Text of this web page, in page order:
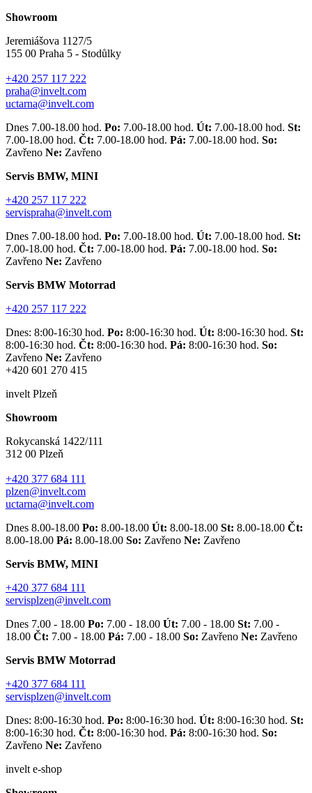
Showroom
Jeremiášova 1127/5
155 00 Praha 5 - Stodůlky
+420 257 117 222
praha@invelt.com
uctarna@invelt.com
Dnes 7.00-18.00 hod. Po: 7.00-18.00 hod. Út: 7.00-18.00 hod. St:
7.00-18.00 hod. Čt: 7.00-18.00 hod. Pá: 7.00-18.00 hod. So:
Zavřeno Ne: Zavřeno
Servis BMW, MINI
+420 257 117 222
servispraha@invelt.com
Dnes 7.00-18.00 hod. Po: 7.00-18.00 hod. Út: 7.00-18.00 hod. St:
7.00-18.00 hod. Čt: 7.00-18.00 hod. Pá: 7.00-18.00 hod. So:
Zavřeno Ne: Zavřeno
Servis BMW Motorrad
+420 257 117 222
Dnes: 8:00-16:30 hod. Po: 8:00-16:30 hod. Út: 8:00-16:30 hod. St:
8:00-16:30 hod. Čt: 8:00-16:30 hod. Pá: 8:00-16:30 hod. So:
Zavřeno Ne: Zavřeno
+420 601 270 415
invelt Plzeň
Showroom
Rokycanská 1422/111
312 00 Plzeň
+420 377 684 111
plzen@invelt.com
uctarna@invelt.com
Dnes 8.00-18.00 Po: 8.00-18.00 Út: 8.00-18.00 St: 8.00-18.00 Čt:
8.00-18.00 Pá: 8.00-18.00 So: Zavřeno Ne: Zavřeno
Servis BMW, MINI
+420 377 684 111
servisplzen@invelt.com
Dnes 7.00 - 18.00 Po: 7.00 - 18.00 Út: 7.00 - 18.00 St: 7.00 -
18.00 Čt: 7.00 - 18.00 Pá: 7.00 - 18.00 So: Zavřeno Ne: Zavřeno
Servis BMW Motorrad
+420 377 684 111
servisplzen@invelt.com
Dnes: 8:00-16:30 hod. Po: 8:00-16:30 hod. Út: 8:00-16:30 hod. St:
8:00-16:30 hod. Čt: 8:00-16:30 hod. Pá: 8:00-16:30 hod. So:
Zavřeno Ne: Zavřeno
invelt e-shop